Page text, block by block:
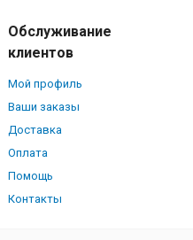
Обслуживание
клиентов
Мой профиль
Ваши заказы
Доставка
Оплата
Помощь
Контакты